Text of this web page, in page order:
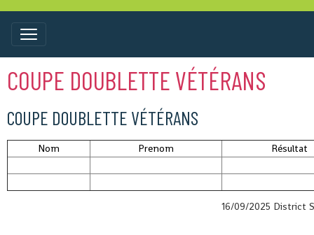
COUPE DOUBLETTE VÉTÉRANS
COUPE DOUBLETTE VÉTÉRANS
16/09/2025 District
Nom Prenom Résultat